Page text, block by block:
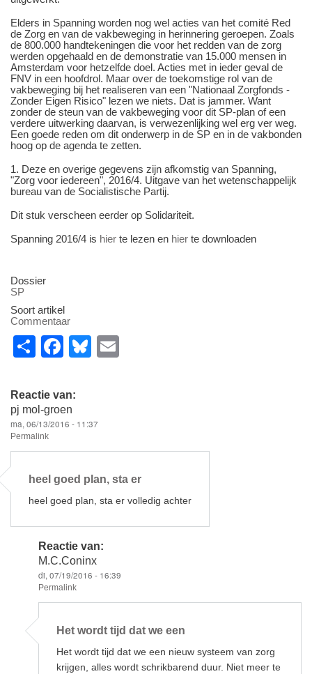
Elders in Spanning worden nog wel acties van het comité Red
de Zorg en van de vakbeweging in herinnering geroepen. Zoals
de 800.000 handtekeningen die voor het redden van de zorg
werden opgehaald en de demonstratie van 15.000 mensen in
Amsterdam voor hetzelfde doel. Acties met in ieder geval de
FNV in een hoofdrol. Maar over de toekomstige rol van de
vakbeweging bij het realiseren van een "Nationaal Zorgfonds -
Zonder Eigen Risico" lezen we niets. Dat is jammer. Want
zonder de steun van de vakbeweging voor dit SP-plan of een
verdere uitwerking daarvan, is verwezenlijking wel erg ver weg.
Een goede reden om dit onderwerp in de SP en in de vakbonden
hoog op de agenda te zetten.
1. Deze en overige gegevens zijn afkomstig van Spanning,
"Zorg voor iedereen", 2016/4. Uitgave van het wetenschappelijk
bureau van de Socialistische Partij.
Dit stuk verscheen eerder op Solidariteit.
Spanning 2016/4 is hier te lezen en hier te downloaden
Dossier
SP
Soort artikel
Commentaar
S
ar
e
F
c
e
b
o
o
k
Bl
y
Reactie van:
pj mol-groen
ma, 06/13/2016 - 11:37
Permalink
heel goed plan, sta er
heel goed plan, sta er volledig achter
Reactie van:
M.C.Coninx
di, 07/19/2016 - 16:39
Permalink
antwoord
heel
goed
plan,
Het wordt tijd dat we een
Het wordt tijd dat we een nieuw systeem van zorg
krijgen, alles wordt schrikbarend duur. Niet meer te